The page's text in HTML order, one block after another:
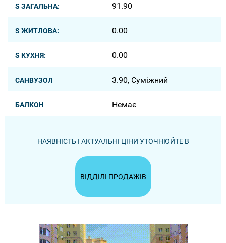
S ЗАГАЛЬНА: 91.90
S ЖИТЛОВА: 0.00
S КУХНЯ: 0.00
САНВУЗОЛ 3.90, Суміжний
БАЛКОН Немає
НАЯВНІСТЬ І АКТУАЛЬНІ ЦІНИ УТОЧНЮЙТЕ В
ВІДДІЛІ ПРОДАЖІВ